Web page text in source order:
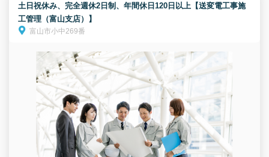
土日祝休み、完全週休2日制、年間休日120日以上【送変電工事施
工管理（富山支店）】
富山市小中269番